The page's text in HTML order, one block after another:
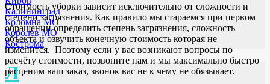
Калининград
Коломна МО
Королев МО
Кострома
Л
Стоимость уборки зависит исключительно от сложности и
степени загрязнения. Как правило мы стараемся при первом
обращении определить степень загрязнения, сложность
объекта и озвучить конечную стоимость которая не
изменится. Поэтому если у вас возникают вопросы по
расчёту стоимости, позвоните нам и мы максимально быстро
расценим ваш заказ, звонок вас не к чему не обязывает.